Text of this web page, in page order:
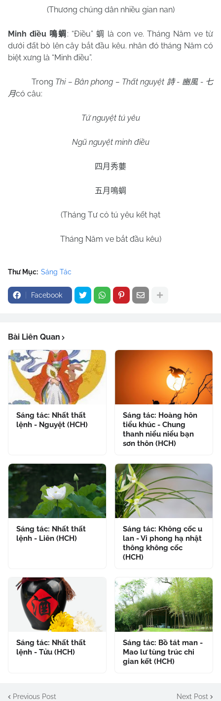
(Thương chúng dân nhiều gian nan)
Minh điều 鳴蜩 : “Điều” 蜩
là con ve. Tháng Năm ve từ
dưới đất bò lên cây bắt đầu kêu. nhân đó tháng Năm có
biệt xưng là “Minh điều”.
Trong Thi – Bân phong – Thất nguyệt 詩- 豳風- 七
月có câu:
Tứ nguyệt tú yêu
Ngũ nguyệt minh điều
四月秀葽
五月鳴蜩
(Tháng Tư cỏ tú yêu kết hạt
Tháng Năm ve bắt đầu kêu)
Thư Mục: Sáng Tác
Facebook
Bài Liên Quan
Sáng tác: Nhất thất
lệnh - Nguyệt (HCH)
Sáng tác: Hoàng hôn
tiểu khúc - Chung
thanh niểu niểu bạn
sơn thôn (HCH)
Sáng tác: Nhất thất
lệnh - Liên (HCH)
Sáng tác: Không cốc u
lan - Vi phong hạ nhật
thông không cốc
(HCH)
Sáng tác: Nhất thất
lệnh - Tửu (HCH)
Sáng tác: Bồ tát man -
Mao lư tùng trúc chi
gian kết (HCH)
Previous Post Next Post